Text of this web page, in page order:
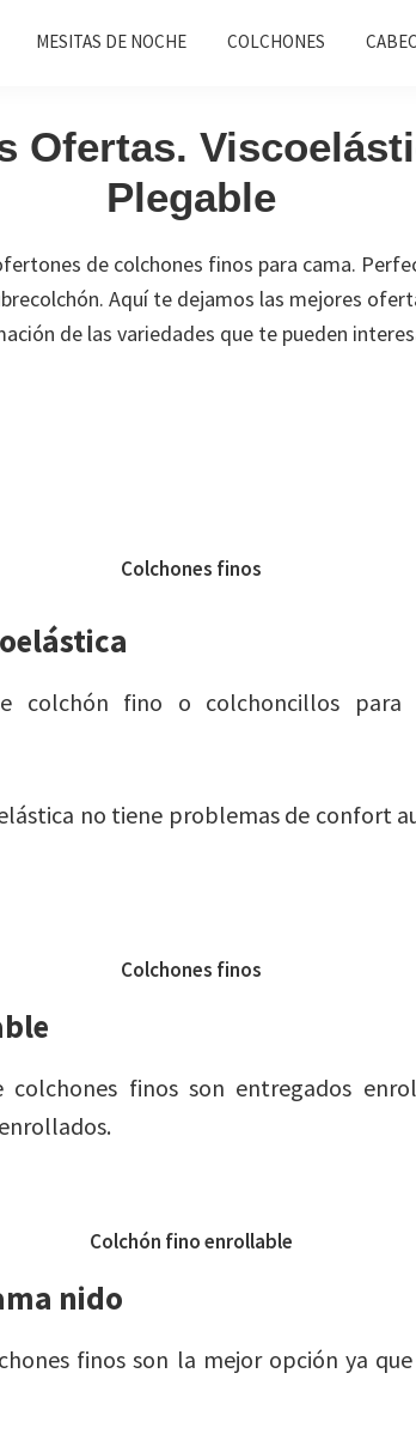
MESITAS DE NOCHE COLCHONES
Ofertas.
Plegable
de colchones finos para cama.
Aquí te dejamos las mejores
de las variedades que te pueden
Colchones finos
colchón fino o colchoncillos para
no tiene problemas de confort
Colchones finos
colchones finos son entregados
Colchón fino enrollable
nido
finos son la mejor opción ya